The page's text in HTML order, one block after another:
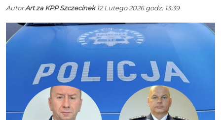
AutorArt za KPP Szczecinek12 Lutego 2026 godz. 13:39